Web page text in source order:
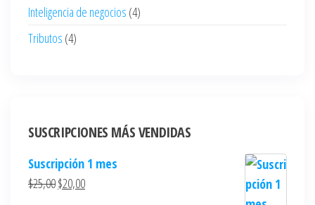
Inteligencia de negocios (4)
Tributos (4)
SUSCRIPCIONES MÁS VENDIDAS
Suscripción 1 mes
$25,00$20,00